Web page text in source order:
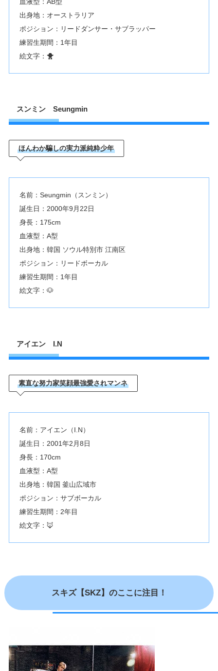
出身地：オーストラリア
ポジション：リードダンサー・サブラッパー
練習生期間：1年目
絵文字： 🐥
スンミン Seungmin
ほんわか騙しの実力派純粋少年
名前：Seungmin（スンミン）
誕生日：2000年9月22日
身長：175cm
血液型：A型
出身地：韓国 ソウル特別市 江南区
ポジション：リードボーカル
練習生期間：1年目
絵文字：🐶
アイエン I.N
素直な努力家笑顔最強愛されマンネ
名前：アイエン（I.N）
誕生日：2001年2月8日
身長：170cm
血液型：A型
出身地：韓国 釜山広域市
ポジション：サブボーカル
練習生期間：2年目
絵文字：🦊
スキズ【SKZ】のここに注目！